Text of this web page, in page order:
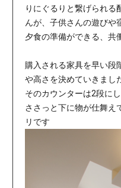
りにぐるりと繋げられる
んが、子供さんの遊びや
夕食の準備ができる、共
購入される家具を早い段
や高さを決めていきまし
そのカウンターは2段に
ささっと下に物が仕舞え
リです